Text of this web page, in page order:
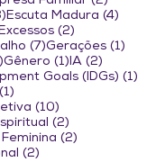
3 posts
Escuta Madura (4)
1 post (2)
(7)7 posts
Gerações (1)
9 posts
Gênero (1)1 post
IA (2)
Goals (IDGs) (1)
(1)
(10)
(2)
(2)
(2)